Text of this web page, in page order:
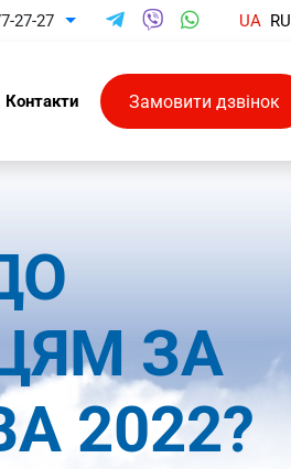
27-27 Toggle Dropdown UA RU
Контакти Замовити дзвінок
ЗА
2022?